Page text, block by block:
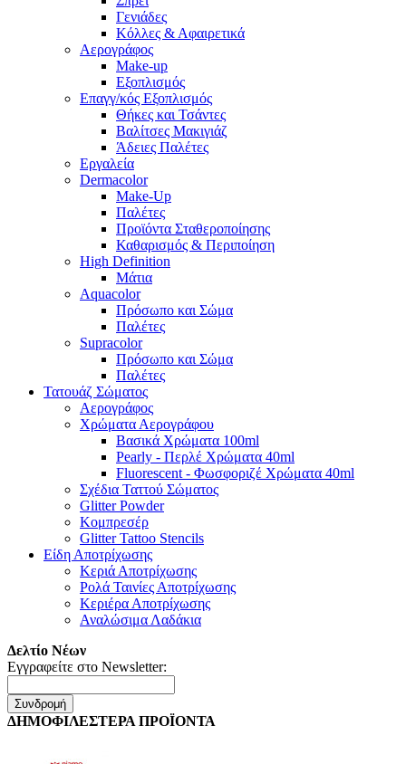
Γενιάδες
Κόλλες & Αφαιρετικά
Αερογράφος
Make-up
Εξοπλισμός
Επαγγ/κός Εξοπλισμός
Θήκες και Τσάντες
Βαλίτσες Μακιγιάζ
Άδειες Παλέτες
Εργαλεία
Dermacolor
Make-Up
Παλέτες
Προϊόντα Σταθεροποίησης
Καθαρισμός & Περιποίηση
High Definition
Μάτια
Aquacolor
Πρόσωπο και Σώμα
Παλέτες
Supracolor
Πρόσωπο και Σώμα
Παλέτες
Τατουάζ Σώματος
Αερογράφος
Χρώματα Αερογράφου
Βασικά Χρώματα 100ml
Pearly - Περλέ Χρώματα 40ml
Fluorescent - Φωσφοριζέ Χρώματα 40ml
Σχέδια Ταττού Σώματος
Glitter Powder
Κομπρεσέρ
Glitter Tattoo Stencils
Είδη Αποτρίχωσης
Κεριά Αποτρίχωσης
Ρολά Ταινίες Αποτρίχωσης
Κεριέρα Αποτρίχωσης
Αναλώσιμα Λαδάκια
Δελτίο Νέων
Εγγραφείτε στο Newsletter:
Συνδρομή
ΔΗΜΟΦΙΛΕΣΤΕΡΑ ΠΡΟΪΟΝΤΑ